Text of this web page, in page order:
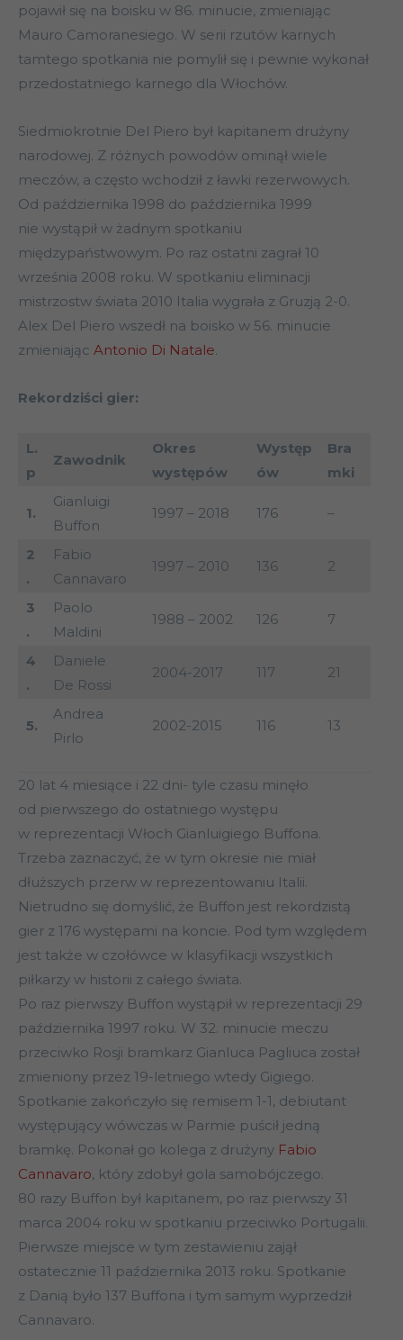
pojawił się na boisku w 86. minucie, zmieniając
Mauro Camoranesiego. W serii rzutów karnych
tamtego spotkania nie pomylił się i pewnie wykonał
przedostatniego karnego dla Włochów.
Siedmiokrotnie Del Piero był kapitanem drużyny
narodowej. Z różnych powodów ominął wiele
meczów, a często wchodził z ławki rezerwowych.
Od października 1998 do października 1999
nie wystąpił w żadnym spotkaniu
międzypaństwowym. Po raz ostatni zagrał 10
września 2008 roku. W spotkaniu eliminacji
mistrzostw świata 2010 Italia wygrała z Gruzją 2-0.
Alex Del Piero wszedł na boisko w 56. minucie
zmieniając Antonio Di Natale.
Rekordziści gier:
L.
p
Zawodnik
Okres
występów
Występ
ów
Bra
mki
1.
Gianluigi
Buffon
1997 – 2018 176 –
2
.
Fabio
Cannavaro
1997 – 2010 136 2
3
.
Paolo
Maldini
1988 – 2002 126 7
4
.
Daniele
De Rossi
2004-2017 117 21
5.
Andrea
Pirlo
2002-2015 116 13
20 lat 4 miesiące i 22 dni- tyle czasu minęło
od pierwszego do ostatniego występu
w reprezentacji Włoch Gianluigiego Buffona.
Trzeba zaznaczyć, że w tym okresie nie miał
dłuższych przerw w reprezentowaniu Italii.
Nietrudno się domyślić, że Buffon jest rekordzistą
gier z 176 występami na koncie. Pod tym względem
jest także w czołówce w klasyfikacji wszystkich
piłkarzy w historii z całego świata.
Po raz pierwszy Buffon wystąpił w reprezentacji 29
października 1997 roku. W 32. minucie meczu
przeciwko Rosji bramkarz Gianluca Pagliuca został
zmieniony przez 19-letniego wtedy Gigiego.
Spotkanie zakończyło się remisem 1-1, debiutant
występujący wówczas w Parmie puścił jedną
bramkę. Pokonał go kolega z drużyny Fabio
Cannavaro, który zdobył gola samobójczego.
80 razy Buffon był kapitanem, po raz pierwszy 31
marca 2004 roku w spotkaniu przeciwko Portugalii.
Pierwsze miejsce w tym zestawieniu zajął
ostatecznie 11 października 2013 roku. Spotkanie
z Danią było 137 Buffona i tym samym wyprzedził
Cannavaro.